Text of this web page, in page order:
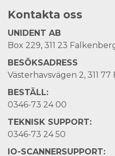
Kontakta oss
UNIDENT AB
Box 229, 311 23
BESÖKSADRESS
Västerhavsvägen 2, 311
BESTÄLL:
0346-73 24 00
TEKNISK SUPPORT:
0346-73 24 50
IO-SCANNERSUPPORT: